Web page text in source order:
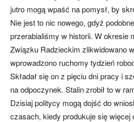
jutro mogą wpaść na pomysł, by
Nie jest to nic nowego, gdyż
przerabialiśmy w historii. W okresie
Związku Radzieckim zlikwidowano
wprowadzono ruchomy tydzień
Składał się on z pięciu dni pracy i
na odpoczynek. Stalin zrobił to w
Dzisiaj politycy mogą dojść do
czasach, kiedy produkuje się więcej